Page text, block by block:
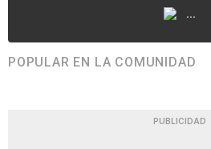
...
POPULAR EN LA COMUNIDAD
PUBLICIDAD